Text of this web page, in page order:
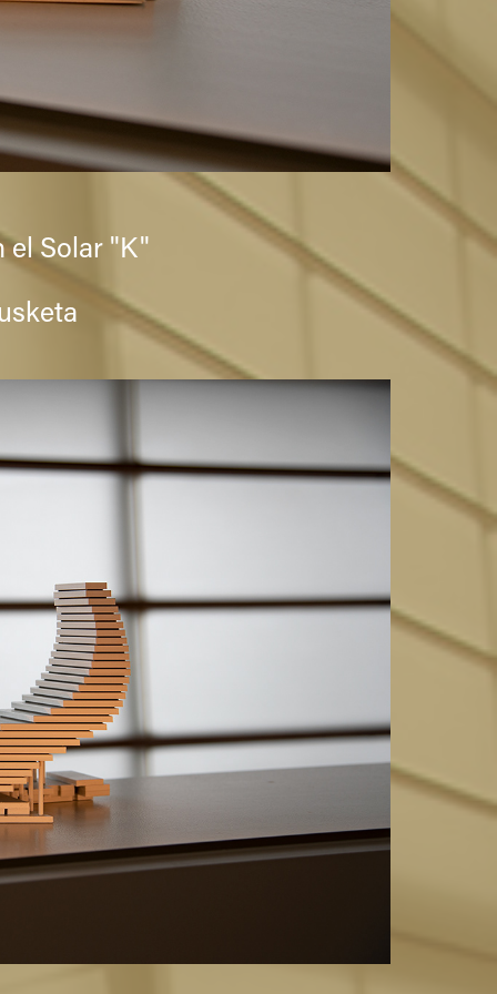
el Solar "K"